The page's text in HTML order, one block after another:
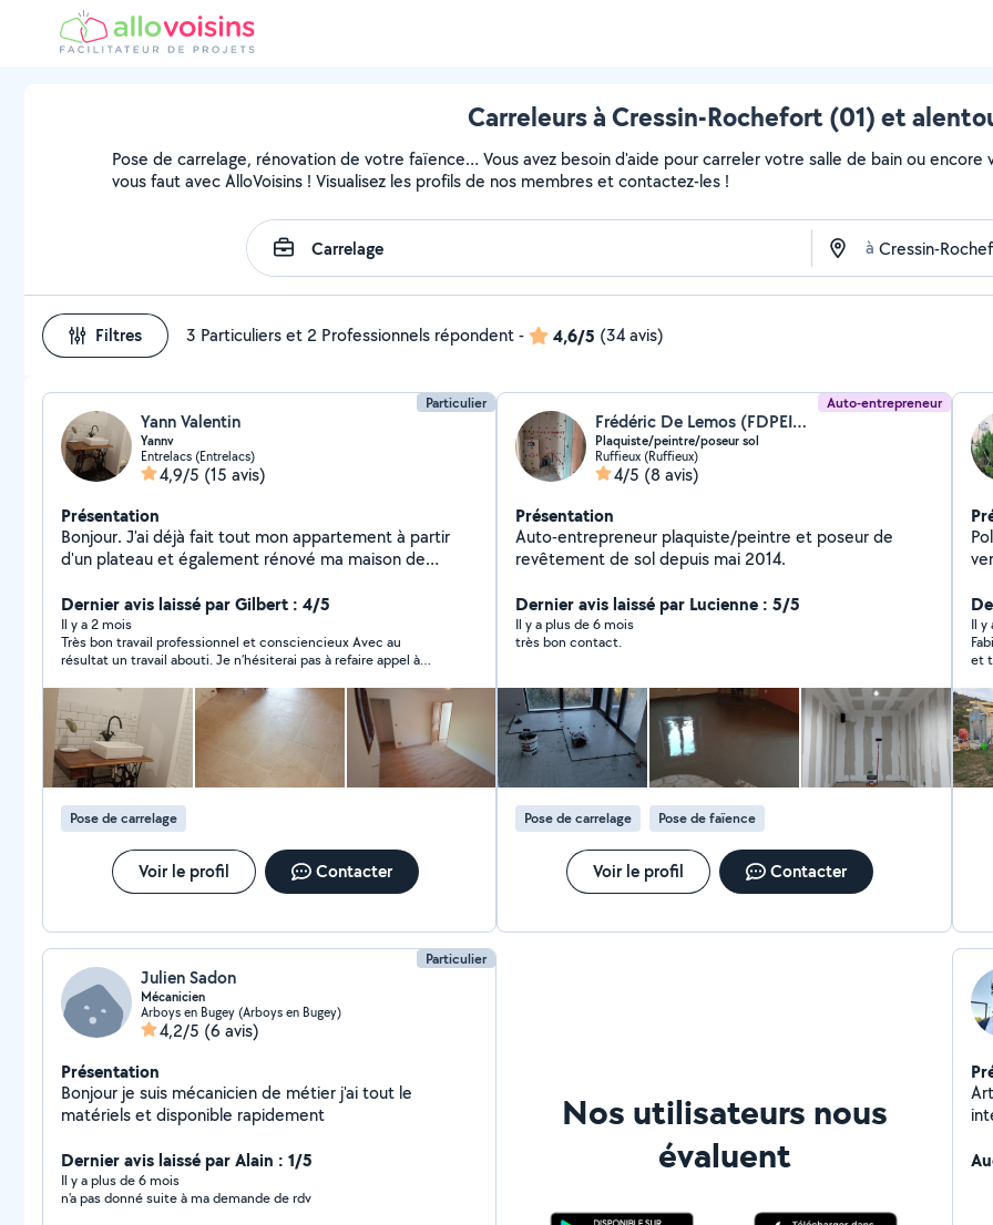
Carreleurs à Cressin-Rochefort (01) et
Pose de carrelage, rénovation de votre faïence… Vous avez besoin d'aide pour carreler votre salle de bain ou
vous faut avec AlloVoisins ! Visualisez les profils de nos membres et contactez-les !
à
Filtres 3 Particuliers et 2 Professionnels répondent- 4,6/5 (34 avis)
Particulier
Yann Valentin
Yannv
Entrelacs (Entrelacs)
4,9/5 (15 avis)
Présentation
Bonjour. J'ai déjà fait tout mon appartement à partir
d'un plateau et également rénové ma maison de
carrelage, faïence, revêtement de sol, etc...
Dernier avis laissé par Gilbert : 4/5
Il y a 2 mois
Très bon travail professionnel et consciencieux Avec au
résultat un travail abouti. Je n’hésiterai pas à refaire appel à
Pose de carrelage
Voir le profil Contacter
Auto-entrepreneur
Frédéric De Lemos (FDPEINTURE)
Plaquiste/peintre/poseur sol
Ruffieux (Ruffieux)
4/5 (8 avis)
Présentation
Auto-entrepreneur plaquiste/peintre et poseur de
revêtement de sol depuis mai 2014.
Dernier avis laissé par Lucienne : 5/5
Il y a plus de 6 mois
très bon contact.
Pose de carrelage Pose de faïence
Voir le profil Contacter
Il y
et
Particulier
Julien Sadon
Mécanicien
Arboys en Bugey (Arboys en Bugey)
4,2/5 (6 avis)
Présentation
Bonjour je suis mécanicien de métier j'ai tout le
matériels et disponible rapidement
Dernier avis laissé par Alain : 1/5
Il y a plus de 6 mois
n'a pas donné suite à ma demande de rdv
Nos utilisateurs nous
évaluent